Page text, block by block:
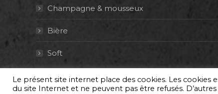
Champagne & mousseux
Bière
Soft
© By Poush
Le présent site internet place des cookies. Les
du site Internet et ne peuvent pas être refusés.